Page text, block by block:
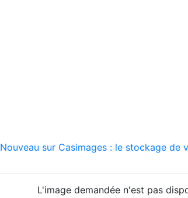
Nouveau sur Casimages : le stockage de
L'image demandée n'est pas